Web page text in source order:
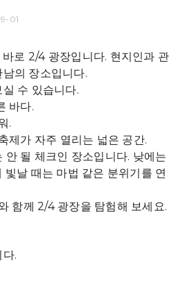
01
로 2/4 광장입니다. 현지인과 관
의 장소입니다.
수 있습니다.
바다.
.
제가 자주 열리는 넓은 공간.
안 될 체크인 장소입니다. 낮에는
빛날 때는 마법 같은 분위기를 연
함께 2/4 광장을 탐험해 보세요.
.